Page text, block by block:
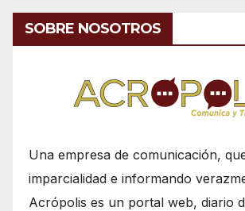
SOBRE NOSOTROS
Una empresa de comunicación,
imparcialidad e informando
Acrópolis es un portal web, diario